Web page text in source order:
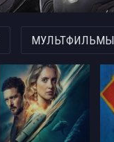
МУЛЬТФИЛЬМЫ